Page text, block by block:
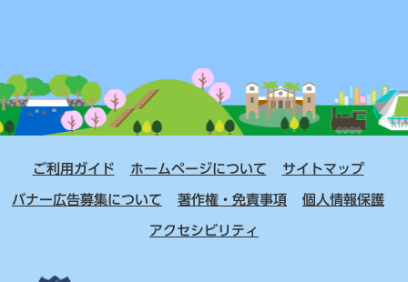
ご利用ガイド ホームページについて サイトマップ
バナー広告募集について 著作権・免責事項 個人情報保護
アクセシビリティ